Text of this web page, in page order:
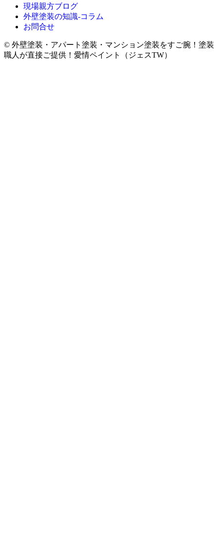
現場親方ブログ
外壁塗装の知識‐コラム
お問合せ
© 外壁塗装・アパート塗装・マンション塗装をすご腕！塗装
職人が直接ご提供！愛情ペイント（ジェスTW）